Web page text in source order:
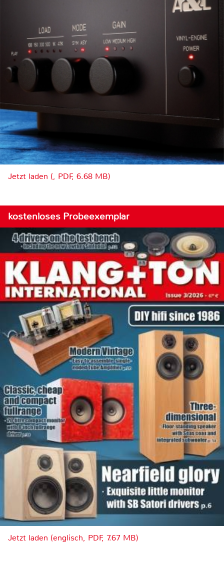
Jetzt laden (, PDF, 6.68 MB)
kostenloses Probeexemplar
Jetzt laden (englisch, PDF, 7.67 MB)